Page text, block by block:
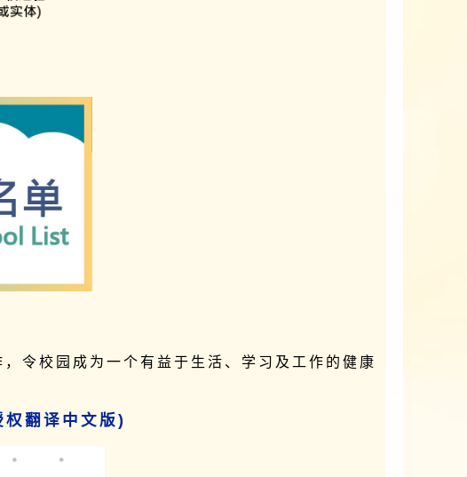
令校园成为一个有益于生活、学习及工作的健康
翻译中文版)